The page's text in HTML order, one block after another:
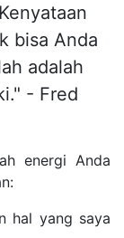
bisa Anda
adalah
- Fred
energi Anda
hal yang saya